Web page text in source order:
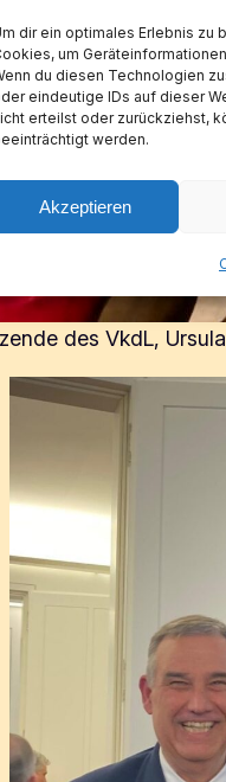
dir ein optimales Erlebnis zu
um
du diesen Technologien
eindeutige IDs auf dieser
erteilst oder zurückziehst,
werden.
Akzeptieren
des VkdL,